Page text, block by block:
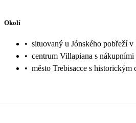
Okolí
• situovaný u Jónského pobřeží
• centrum Villapiana s
• město Trebisacce s